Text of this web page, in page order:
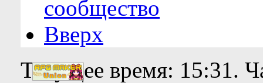
сообщество
Вверх
Текущее время: 15:31.